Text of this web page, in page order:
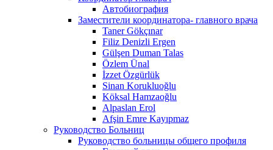
Автобиография
Заместители координатора- главного врача
Taner Gökçınar
Filiz Denizli Ergen
Gülşen Duman Talas
Özlem Ünal
İzzet Özgürlük
Sinan Korukluoğlu
Köksal Hamzaoğlu
Alpaslan Erol
Afşin Emre Kayıpmaz
Руководство Больниц
Руководство больницы общего профиля